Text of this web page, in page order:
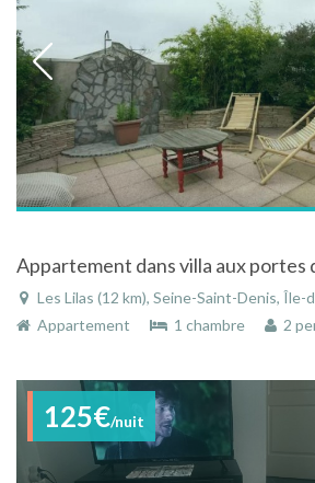
Appartement dans villa aux portes
Les Lilas (12 km), Seine-Saint-Denis, Île-
Appartement
1 chambre 2
125€/nuit